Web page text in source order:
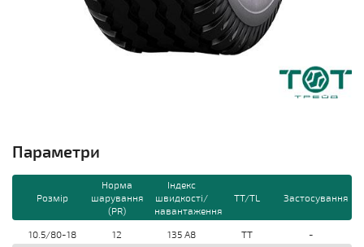
Параметри
Розмір
Норма
шарування
(PR)
Індекс
швидкості/
навантаження
TT/TL Застосування
10.5/80-18 12 135 A8 TT
-